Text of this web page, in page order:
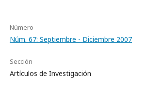
Número
Núm. 67: Septiembre - Diciembre 2007
Sección
Artículos de Investigación